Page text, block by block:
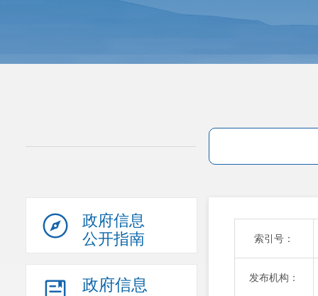
政府信息
公开指南
政府信息
索引号：
发布机构：